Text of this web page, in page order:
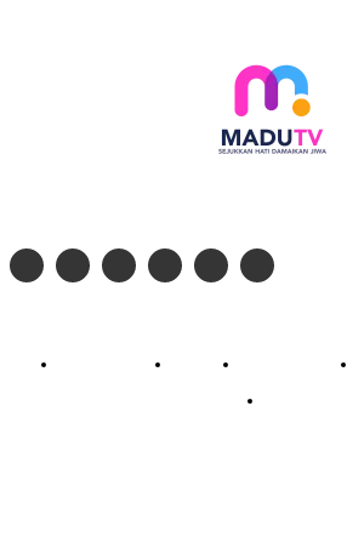
Profil Madu TV Redaksi Pedoman Siber